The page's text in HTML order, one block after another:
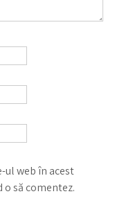
ul web în acest
să comentez.